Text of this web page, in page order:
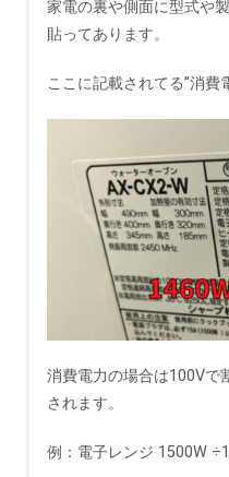
家電の裏や側面に型式や
貼ってあります。
ここに記載されてる”消費
消費電力の場合は100Vで
されます。
例：電子レンジ 1500W